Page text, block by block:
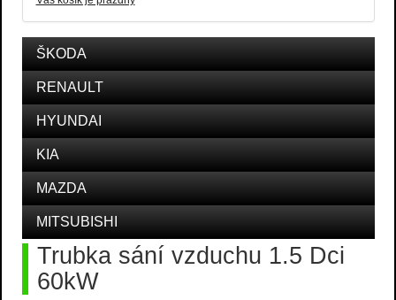
ŠKODA
RENAULT
HYUNDAI
KIA
MAZDA
MITSUBISHI
Trubka sání vzduchu 1.5 Dci
60kW